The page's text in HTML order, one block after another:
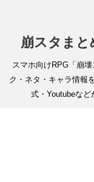
崩スタまと
スマホ向けRPG「崩
ク・ネタ・キャラ情報
式・Youtubeなど